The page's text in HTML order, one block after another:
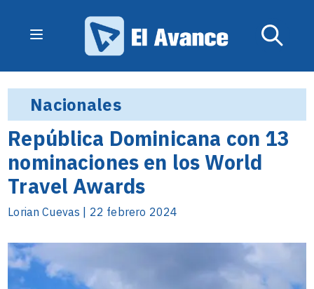
Nacionales
República Dominicana con 13
nominaciones en los World
Travel Awards
Lorian Cuevas | 22 febrero 2024